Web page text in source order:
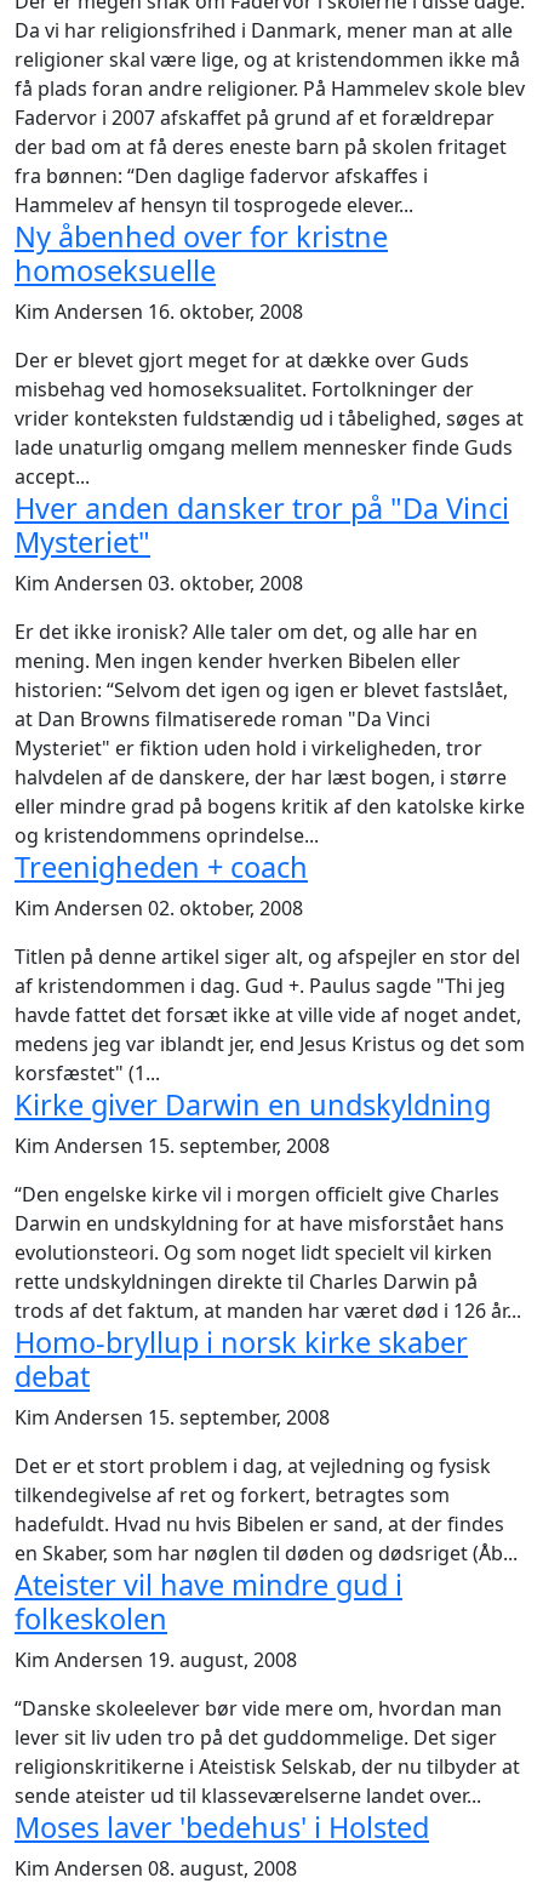
Da vi har religionsfrihed i Danmark, mener man at alle
religioner skal være lige, og at kristendommen ikke må
få plads foran andre religioner. På Hammelev skole blev
Fadervor i 2007 afskaffet på grund af et forældrepar
der bad om at få deres eneste barn på skolen fritaget
fra bønnen: “Den daglige fadervor afskaffes i
Hammelev af hensyn til tosprogede elever...
Ny åbenhed over for kristne
homoseksuelle
Kim Andersen 16. oktober, 2008
Der er blevet gjort meget for at dække over Guds
misbehag ved homoseksualitet. Fortolkninger der
vrider konteksten fuldstændig ud i tåbelighed, søges at
lade unaturlig omgang mellem mennesker finde Guds
accept...
Hver anden dansker tror på "Da Vinci
Mysteriet"
Kim Andersen 03. oktober, 2008
Er det ikke ironisk? Alle taler om det, og alle har en
mening. Men ingen kender hverken Bibelen eller
historien: “Selvom det igen og igen er blevet fastslået,
at Dan Browns filmatiserede roman "Da Vinci
Mysteriet" er fiktion uden hold i virkeligheden, tror
halvdelen af de danskere, der har læst bogen, i større
eller mindre grad på bogens kritik af den katolske kirke
og kristendommens oprindelse...
Treenigheden + coach
Kim Andersen 02. oktober, 2008
Titlen på denne artikel siger alt, og afspejler en stor del
af kristendommen i dag. Gud +. Paulus sagde "Thi jeg
havde fattet det forsæt ikke at ville vide af noget andet,
medens jeg var iblandt jer, end Jesus Kristus og det som
korsfæstet" (1...
Kirke giver Darwin en undskyldning
Kim Andersen 15. september, 2008
“Den engelske kirke vil i morgen officielt give Charles
Darwin en undskyldning for at have misforstået hans
evolutionsteori. Og som noget lidt specielt vil kirken
rette undskyldningen direkte til Charles Darwin på
trods af det faktum, at manden har været død i 126 år...
Homo-bryllup i norsk kirke skaber
debat
Kim Andersen 15. september, 2008
Det er et stort problem i dag, at vejledning og fysisk
tilkendegivelse af ret og forkert, betragtes som
hadefuldt. Hvad nu hvis Bibelen er sand, at der findes
en Skaber, som har nøglen til døden og dødsriget (Åb...
Ateister vil have mindre gud i
folkeskolen
Kim Andersen 19. august, 2008
“Danske skoleelever bør vide mere om, hvordan man
lever sit liv uden tro på det guddommelige. Det siger
religionskritikerne i Ateistisk Selskab, der nu tilbyder at
sende ateister ud til klasseværelserne landet over...
Moses laver 'bedehus' i Holsted
Kim Andersen 08. august, 2008